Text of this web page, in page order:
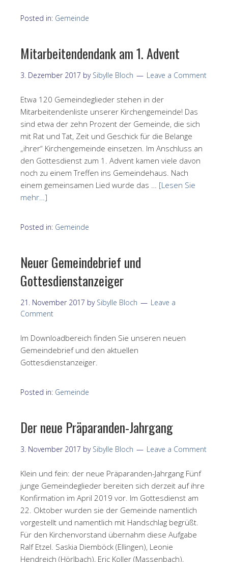
Posted in: Gemeinde
Mitarbeitendendank am 1. Advent
3. Dezember 2017 by Sibylle Bloch Leave a Comment
Etwa 120 Gemeindeglieder stehen in der
Mitarbeitendenliste unserer Kirchengemeinde! Das
sind etwa der zehn Prozent der Gemeinde, die sich
mit Rat und Tat, Zeit und Geschick für die Belange
„ihrer“ Kirchengemeinde einsetzen. Im Anschluss an
den Gottesdienst zum 1. Advent kamen viele davon
noch zu einem Treffen ins Gemeindehaus. Nach
einem gemeinsamen Lied wurde das … [Lesen Sie
mehr…]
Posted in: Gemeinde
Neuer Gemeindebrief und
Gottesdienstanzeiger
21. November 2017 by Sibylle Bloch
Leave a
Comment
Im Downloadbereich finden Sie unseren neuen
Gemeindebrief und den aktuellen
Gottesdienstanzeiger.
Posted in: Gemeinde
Der neue Präparanden-Jahrgang
3. November 2017 by Sibylle Bloch Leave a Comment
Klein und fein: der neue Präparanden-Jahrgang Fünf
junge Gemeindeglieder bereiten sich derzeit auf ihre
Konfirmation im April 2019 vor. Im Gottesdienst am
22. Oktober wurden sie der Gemeinde namentlich
vorgestellt und namentlich mit Handschlag begrüßt.
Für den Kirchenvorstand übernahm diese Aufgabe
Ralf Etzel. Saskia Diemböck (Ellingen), Leonie
Hendreich (Hörlbach), Eric Koller (Massenbach),